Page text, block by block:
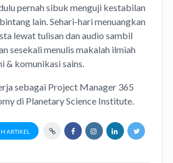
pernah sibuk menguji kestabilan
lain. Sehari-hari menuangkan
lewattulisandanaudio sambil
sesekali menulis makalah ilmiah
& komunikasi sains.
sebagai Project Manager 365
di Planetary Science Institute.
ARTIKEL